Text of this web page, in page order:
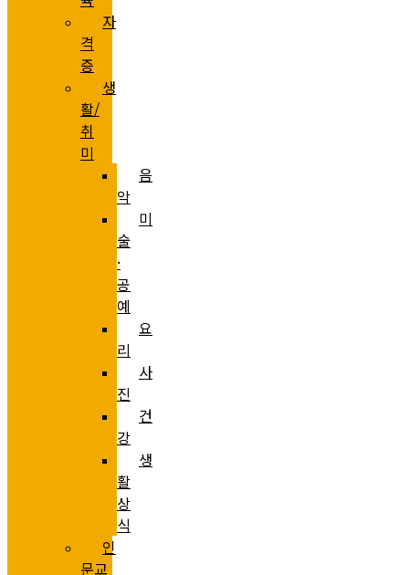
자
격
증
생
활/
취
미
음
악
미
술
·
공
예
요
리
사
진
건
강
생
활
상
식
인
문교